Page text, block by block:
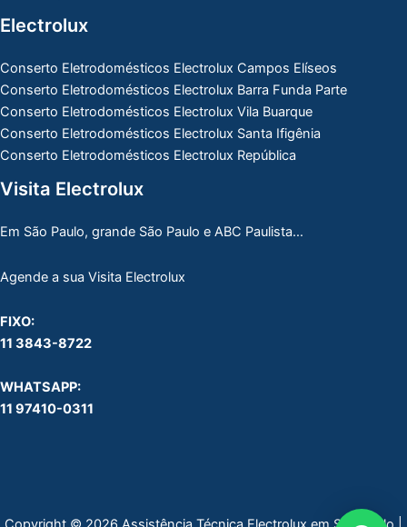
Electrolux
Conserto Eletrodomésticos Electrolux Campos Elíseos
Conserto Eletrodomésticos Electrolux Barra Funda Parte
Conserto Eletrodomésticos Electrolux Vila Buarque
Conserto Eletrodomésticos Electrolux Santa Ifigênia
Conserto Eletrodomésticos Electrolux República
Visita Electrolux
Em São Paulo, grande São Paulo e ABC Paulista…
Agende a sua Visita Electrolux
FIXO:
11 3843-8722
WHATSAPP:
11 97410-0311